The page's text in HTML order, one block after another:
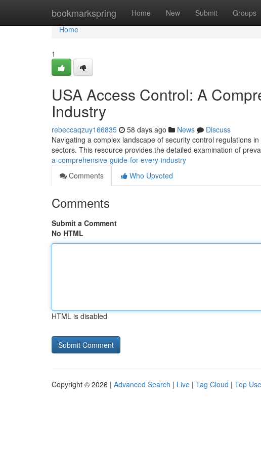
bookmarkspring Home New Submit Groups
Home
Home
1
USA Access Control: A
Industry
rebeccaqzuy166835 58 days ago News
Discuss
Navigating a complex landscape of security control regulations
sectors. This resource provides the detailed examination of
a-comprehensive-guide-for-every-industry
Comments
Who Upvoted
Comments
Submit a Comment
No HTML
HTML is disabled
Copyright © 2026 | Advanced Search | Live | Tag Cloud | Top